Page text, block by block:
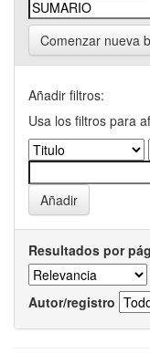
Comenzar nueva
Añadir filtros:
Usa los filtros para
Resultados por
Autor/registro